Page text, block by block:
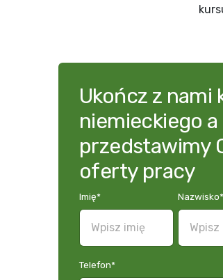
Ukończ z nami
niemieckiego a
przedstawimy
oferty pracy
Imię* Nazwisko*
Telefon*